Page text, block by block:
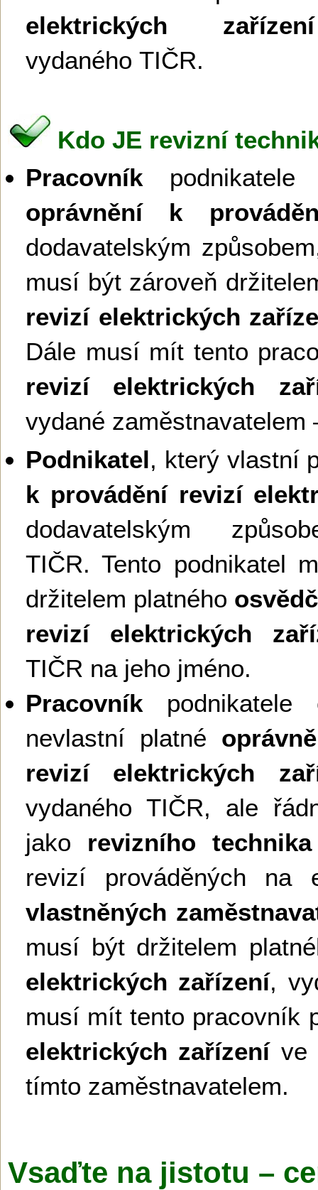
elektrických zařízení
vydaného TIČR.
Kdo JE revizní
Pracovník
oprávnění k
dodavatelským
musí být zároveň
revizí elektrických
Dále musí mít tento
revizí elektrických
vydané zaměstnavatelem
Podnikatel, který vlastní
k provádění revizí
dodavatelským
TIČR. Tento podnikatel
držitelem platného
revizí elektrických
TIČR na jeho jméno.
Pracovník
nevlastní platné
revizí elektrických
vydaného TIČR, ale
jako revizního
revizí prováděných na
vlastněných
musí být držitelem
elektrických zařízení,
musí mít tento pracovník
elektrických zařízeníve
tímto zaměstnavatelem.
Vsaďte na jistotu –